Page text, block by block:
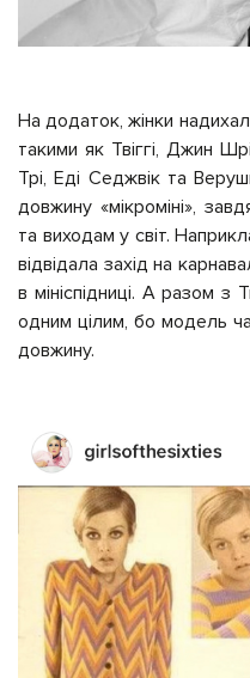
На додаток, жінки
такими як Твіггі, Джин
Трі, Еді Седжвік та
довжину «мікроміні»,
та виходам у світ.
відвідала захід на
в мініспідниці. А разом з
одним цілим, бо модель
довжину.